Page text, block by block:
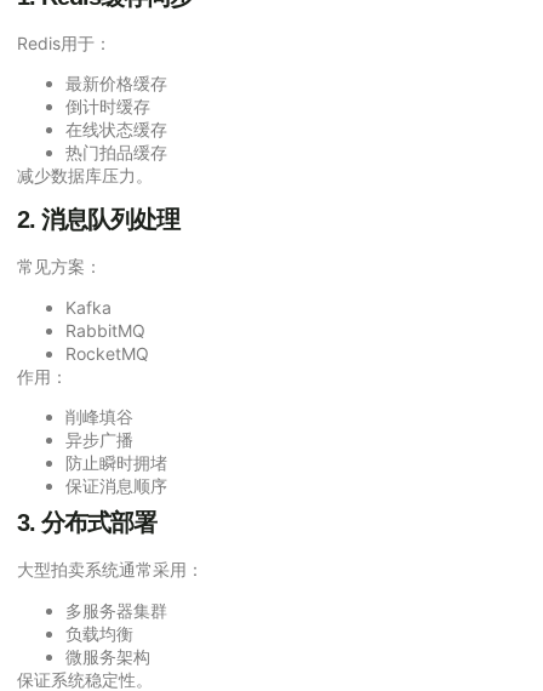
Redis用于：
最新价格缓存
倒计时缓存
在线状态缓存
热门拍品缓存
减少数据库压力。
2. 消息队列处理
常见方案：
Kafka
RabbitMQ
RocketMQ
作用：
削峰填谷
异步广播
防止瞬时拥堵
保证消息顺序
3. 分布式部署
大型拍卖系统通常采用：
多服务器集群
负载均衡
微服务架构
保证系统稳定性。